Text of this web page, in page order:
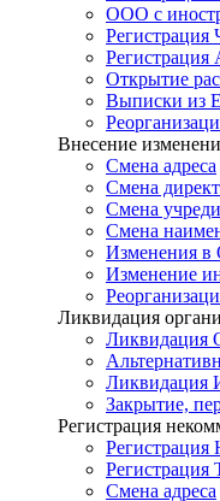
ООО с
Регистрация
Открытие
Выписки из
Внесение
Смена адреса
Смена
Cмена
Смена
Изменения
Изменение
Ликвидация
Ликвидация
Закрытие,
Регистрация
Смена адреса